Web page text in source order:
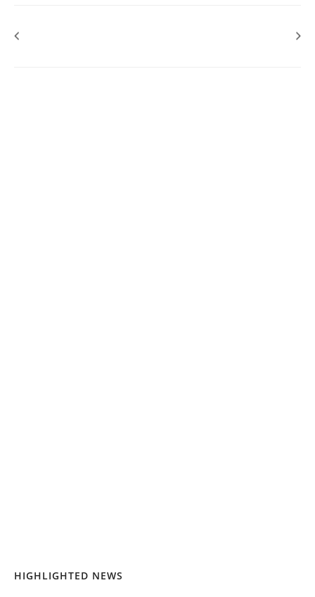
HIGHLIGHTED NEWS